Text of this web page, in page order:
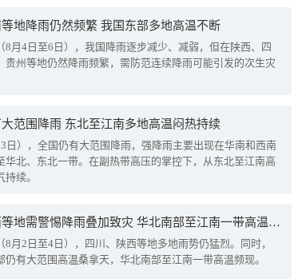
地降雨仍然频繁 我国东部多地高温不断
8月4日至6日），我国降雨逐步减少、减弱，但在陕西、四
贵州等地仍然降雨频繁，需防范连续降雨可能引发的次生灾
范围降雨 东北至江南多地高温闷热持续
日），全国仍有大范围降雨，强降雨主要出现在华南和西南
华北、东北一带。在副热带高压的掌控下，从东北至江南高
续。
四川陕西等地需警惕降雨叠加致灾 华北南部至江南一带高温频现
8月2日至4日），四川、陕西等地多地雨势仍猛烈。同时，
仍有大范围高温桑拿天，华北南部至江南一带高温频现。